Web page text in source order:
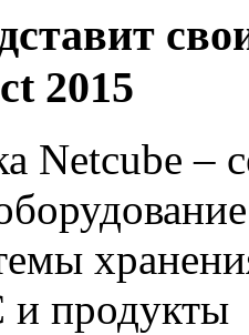
2015
Netcube –
продукты